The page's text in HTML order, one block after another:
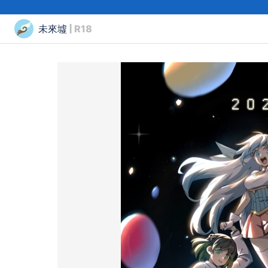
未來墟 | R18